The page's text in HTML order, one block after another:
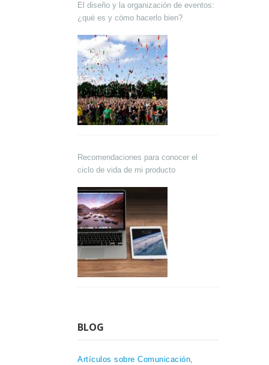
El diseño y la organización de eventos:
¿qué es y cómo hacerlo bien?
Recomendaciones para conocer el
ciclo de vida de mi producto
BLOG
Artículos sobre Comunicación,